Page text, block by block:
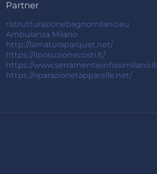
Partner
ristrutturazionebagnomilano.eu
Ambulanza Milano
http://lamaturaparquet.net/
https://liposuzionecosti.it/
https://www.serramentieinfissimilano.it
https://riparazionetapparelle.net/